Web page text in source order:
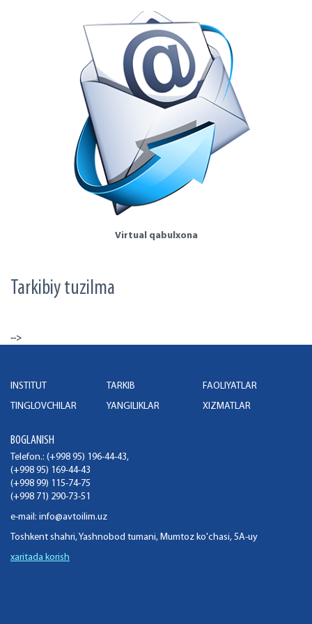
Virtual qabulxona
Tarkibiy tuzilma
-->
INSTITUT TARKIB
FAOLIYATLAR
TINGLOVCHILAR
YANGILIKLAR XIZMATLAR
BOGLANISH
Telefon.: (+998 95) 196-44-43,
(+998 95) 169-44-43
(+998 99) 115-74-75
(+998 71) 290-73-51
e-mail: info@avtoilim.uz
Toshkent shahri, Yashnobod tumani, Mumtoz ko'chasi, 5A-uy
xaritada korish